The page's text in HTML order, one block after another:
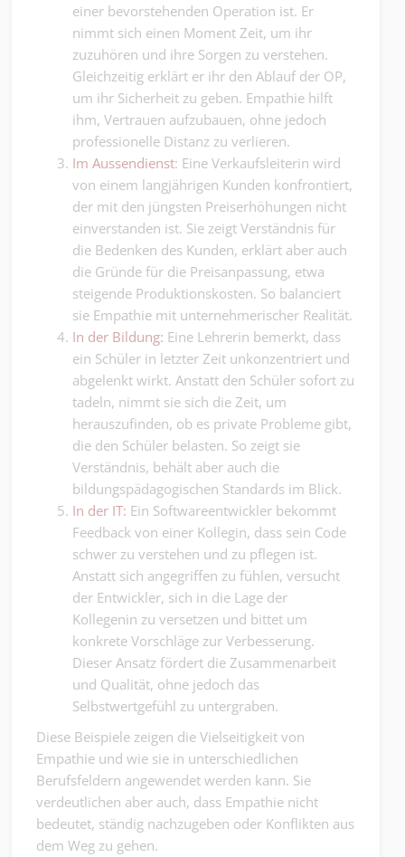
einer bevorstehenden Operation ist. Er
nimmt sich einen Moment Zeit, um ihr
zuzuhören und ihre Sorgen zu verstehen.
Gleichzeitig erklärt er ihr den Ablauf der OP,
um ihr Sicherheit zu geben. Empathie hilft
ihm, Vertrauen aufzubauen, ohne jedoch
professionelle Distanz zu verlieren.
Im Aussendienst: Eine Verkaufsleiterin wird
von einem langjährigen Kunden konfrontiert,
der mit den jüngsten Preiserhöhungen nicht
einverstanden ist. Sie zeigt Verständnis für
die Bedenken des Kunden, erklärt aber auch
die Gründe für die Preisanpassung, etwa
steigende Produktionskosten. So balanciert
sie Empathie mit unternehmerischer Realität.
In der Bildung: Eine Lehrerin bemerkt, dass
ein Schüler in letzter Zeit unkonzentriert und
abgelenkt wirkt. Anstatt den Schüler sofort zu
tadeln, nimmt sie sich die Zeit, um
herauszufinden, ob es private Probleme gibt,
die den Schüler belasten. So zeigt sie
Verständnis, behält aber auch die
bildungspädagogischen Standards im Blick.
In der IT: Ein Softwareentwickler bekommt
Feedback von einer Kollegin, dass sein Code
schwer zu verstehen und zu pflegen ist.
Anstatt sich angegriffen zu fühlen, versucht
der Entwickler, sich in die Lage der
Kollegenin zu versetzen und bittet um
konkrete Vorschläge zur Verbesserung.
Dieser Ansatz fördert die Zusammenarbeit
und Qualität, ohne jedoch das
Selbstwertgefühl zu untergraben.
Diese Beispiele zeigen die Vielseitigkeit von
Empathie und wie sie in unterschiedlichen
Berufsfeldern angewendet werden kann. Sie
verdeutlichen aber auch, dass Empathie nicht
bedeutet, ständig nachzugeben oder Konflikten aus
dem Weg zu gehen.